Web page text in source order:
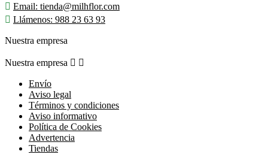
 Email: tienda@milhflor.com
 Llámenos: 988 23 63 93
Nuestra empresa
Nuestra empresa  
Envío
Aviso legal
Términos y condiciones
Aviso informativo
Política de Cookies
Advertencia
Tiendas